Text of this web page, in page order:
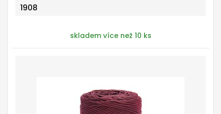
1908
skladem více než 10 ks